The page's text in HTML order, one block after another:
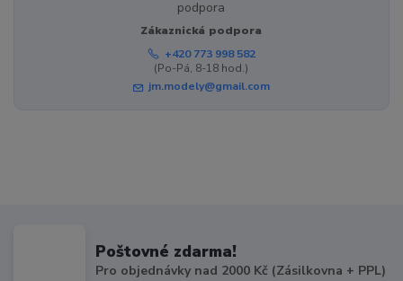
Zákaznická podpora
+420 773 998 582
(Po-Pá, 8-18 hod.)
jm.modely@gmail.com
Poštovné zdarma!
Pro objednávky nad 2000 Kč (Zásilkovna + PPL)